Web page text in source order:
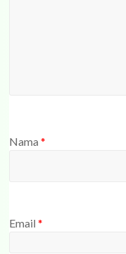
Nama*
Email*